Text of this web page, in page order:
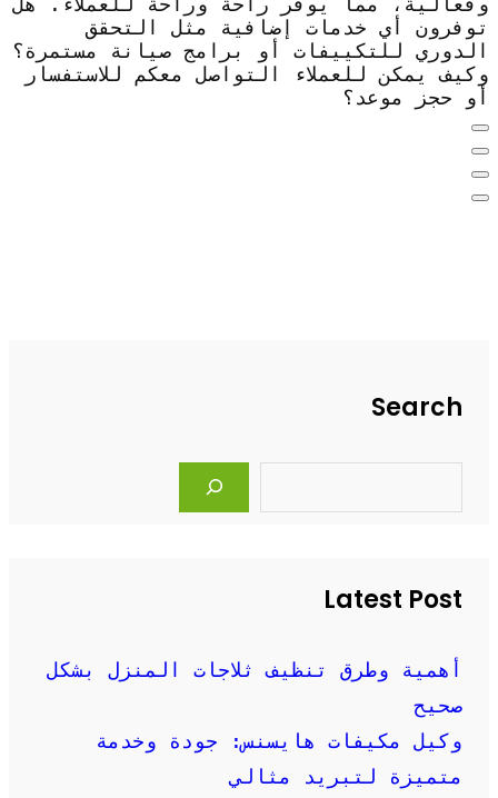
توفرون أي خدمات إضافية مثل التحقق
الدوري للتكييفات أو برامج صيانة مستمرة؟
وكيف يمكن للعملاء التواصل معكم للاستفسار
أو حجز موعد؟
Search
S
Latest Post
أهمية وطرق تنظيف ثلاجات المنزل بشكل
صحيح
وكيل مكيفات هايسنس: جودة وخدمة
متميزة لتبريد مثالي